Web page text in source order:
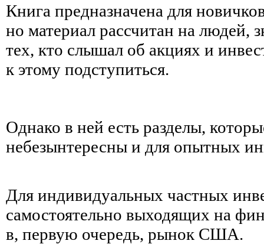
Книга предназначена для
но материал рассчитан на людей,
тех, кто слышал об акциях и
к этому подступиться.
Однако в ней есть разделы,
небезынтересны и для опытных
Для индивидуальных частных
самостоятельно выходящих на
в, первую очередь, рынок США.